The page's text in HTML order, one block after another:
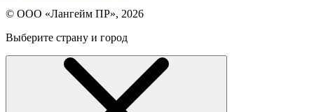
© ООО «Лангейм ПР», 2026
Выберите страну и город